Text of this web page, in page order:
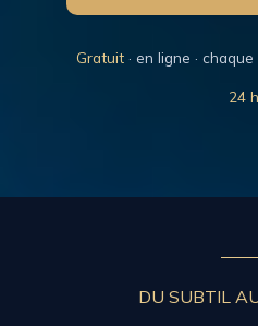
Gratuit· en ligne ·
24 h
DU SUBTIL